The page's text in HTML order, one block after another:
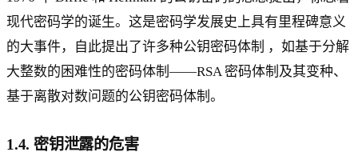
现代密码学的诞生。这是密码学发展史上具有里程碑意义
的大事件，自此提出了许多种公钥密码体制 ，如基于分解
大整数的困难性的密码体制——RSA 密码体制及其变种、
基于离散对数问题的公钥密码体制。
1.4. 密钥泄露的危害